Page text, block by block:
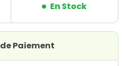
En Stock
Paiement